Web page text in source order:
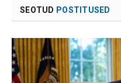
SEOTUD POSTITUSED